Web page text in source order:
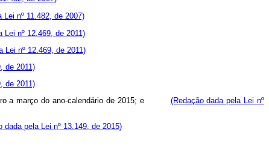
Lei nº 11.482, de 2007)
Lei nº 12.469, de 2011)
Lei nº 12.469, de 2011)
de 2011)
de 2011)
a março do ano-calendário de 2015; e (Redação dada pela Lei nº
dada pela Lei nº 13.149, de 2015)